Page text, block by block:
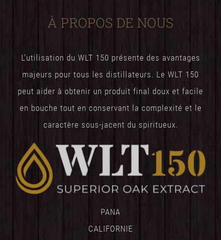
À PROPOS DE NOUS
L'utilisation du WLT 150 présente des avantages
majeurs pour tous les distillateurs. Le WLT 150
peut aider à obtenir un produit final doux et facile
en bouche tout en conservant la complexité et le
caractère sous-jacent du spiritueux.
PANA
CALIFORNIE